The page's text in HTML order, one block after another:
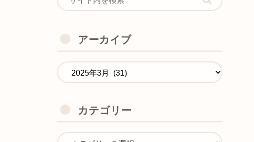
アーカイブ
カテゴリー